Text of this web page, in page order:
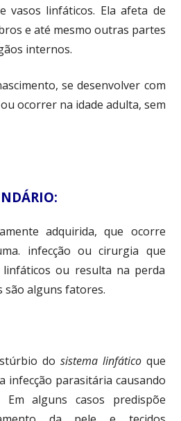
vasos linfáticos. Ela afeta de
e até mesmo outras partes
internos.
se desenvolver com
ocorrer na idade adulta, sem
adquirida, que ocorre
infecção ou cirurgia que
ou resulta na perda
são alguns fatores.
do sistema linfáticoque
infecção parasitária causando
Em alguns casos predispõe